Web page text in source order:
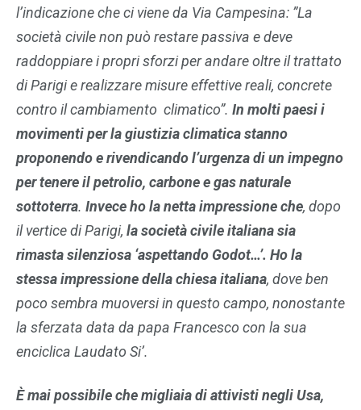
l’indicazione che ci viene da Via Campesina: ”La
società civile non può restare passiva e deve
raddoppiare i propri sforzi per andare oltre il trattato
di Parigi e realizzare misure effettive reali, concrete
contro il cambiamento climatico”. In molti paesi i
movimenti per la giustizia climatica stanno
proponendo e rivendicando l’urgenza di un impegno
per tenere il petrolio, carbone e gas naturale
sottoterra. Invece ho la netta impressione che, dopo
il vertice di Parigi, la società civile italiana sia
rimasta silenziosa ‘aspettando Godot…’. Ho la
stessa impressione della chiesa italiana, dove ben
poco sembra muoversi in questo campo, nonostante
la sferzata data da papa Francesco con la sua
enciclica Laudato Si’.
È mai possibile che migliaia di attivisti negli Usa,